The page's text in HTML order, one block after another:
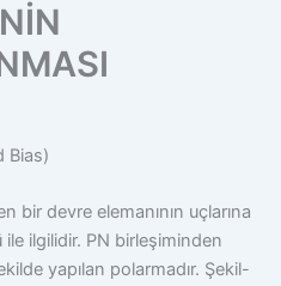
Bias)
bir devre elemanının uçlarına
ilgilidir. PN birleşiminden
yapılan polarmadır. Şekil-